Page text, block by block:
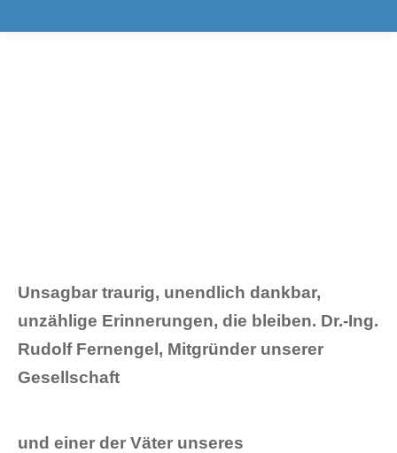
Unsagbar traurig, unendlich dankbar,
unzählige Erinnerungen, die bleiben. Dr.-Ing.
Rudolf Fernengel, Mitgründer unserer
Gesellschaft
und einer der Väter unseres